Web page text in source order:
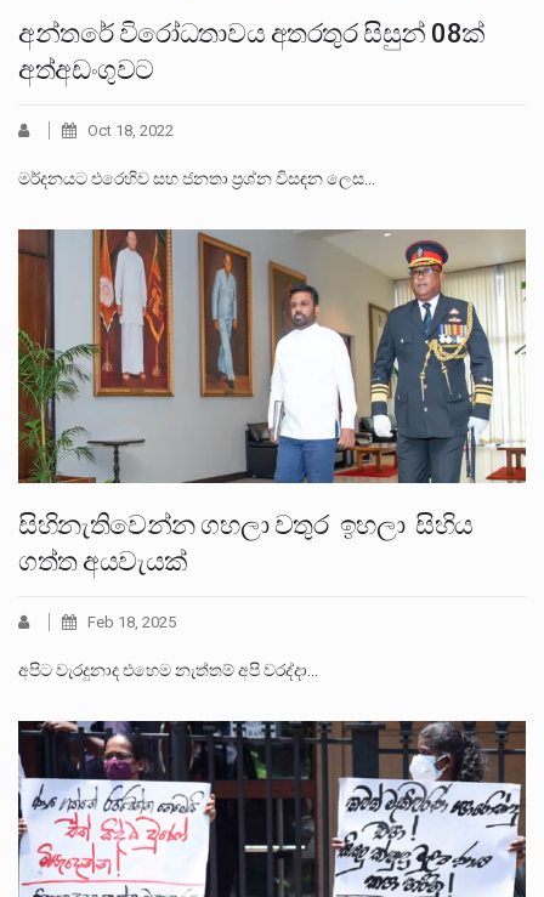
අන්තරේ විරෝධතාවය අතරතුර සිසුන් 08ක්
අත්අඩංගුවට
Oct 18, 2022
මර්දනයට එරෙහිව සහ ජනතා ප්‍රශ්න විසඳන ලෙස…
සිහිනැතිවෙන්න ගහලා වතුර ඉහලා සිහිය
ගත්ත අයවැයක්
Feb 18, 2025
අපිට වැරදුනාද එහෙම නැත්තම් අපි වරද්දා…